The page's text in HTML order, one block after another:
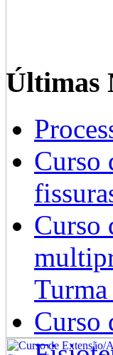
Últimas
Curso
Curso
Curso